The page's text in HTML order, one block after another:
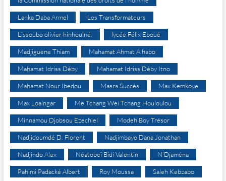
Lanka Daba Armel Les Transformateurs
Lissoubo olivier hinhoulné. lycée Félix Eboué
Madjiguene Thiam Mahamat Ahmat Alhabo
Mahamat Idriss Déby Mahamat Idriss Déby Itno
Mahamat Nour Ibedou Masra Succès Max Kemkoye
Max Loalngar Me Tchang Wei Tchang Houloulou
Minnamou Djobsou Ezechiel Modeh Boy Trésor
Nadjidoumdé D. Florent Nadjimbaye Dana Jonathan
Nadjindo Alex Néatobeï Bidi Valentin N’Djaména
Pahimi Padacké Albert Roy Moussa Saleh Kebzabo